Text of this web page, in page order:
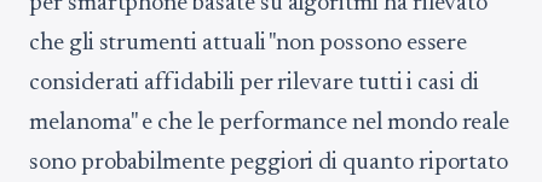
che gli strumenti attuali "non possono essere
considerati affidabili per rilevare tutti i casi di
melanoma" e che le performance nel mondo reale
sono probabilmente peggiori di quanto riportato